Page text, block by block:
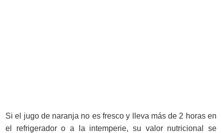
Si el jugo de naranja no es fresco y lleva más de 2 horas en
el refrigerador o a la intemperie, su valor nutricional se